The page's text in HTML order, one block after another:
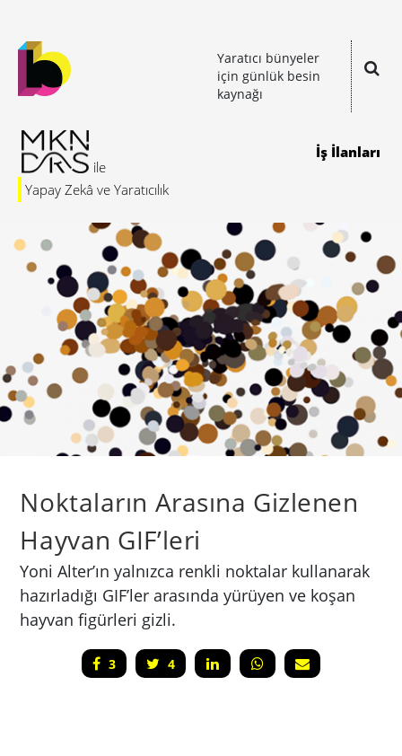
Yaratıcı bünyeler
için günlük besin
kaynağı
Yapay Zekâ ve Yaratıcılık
İş İlanları
Noktaların Arasına Gizlenen
Hayvan GIF’leri
Yoni Alter’ın yalnızca renkli noktalar kullanarak
hazırladığı GIF’ler arasında yürüyen ve koşan
hayvan figürleri gizli.
3 4